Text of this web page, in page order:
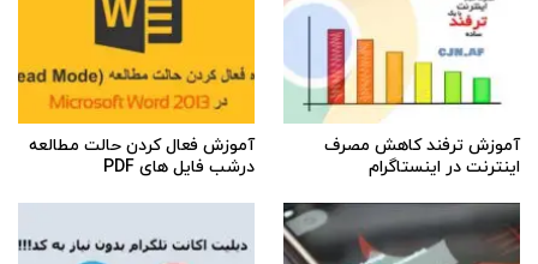
آموزش ترفند کاهش مصرف
اینترنت در اینستاگرام
آموزش فعال کردن حالت مطالعه
درشب فایل های PDF